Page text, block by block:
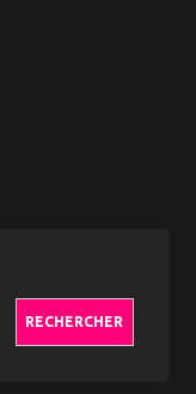
RECHERCHER